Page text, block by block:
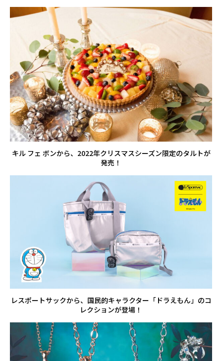
キル フェ ボンから、2022年クリスマスシーズン限定のタルトが
発売！
レスポートサックから、国民的キャラクター「ドラえもん」のコ
レクションが登場！